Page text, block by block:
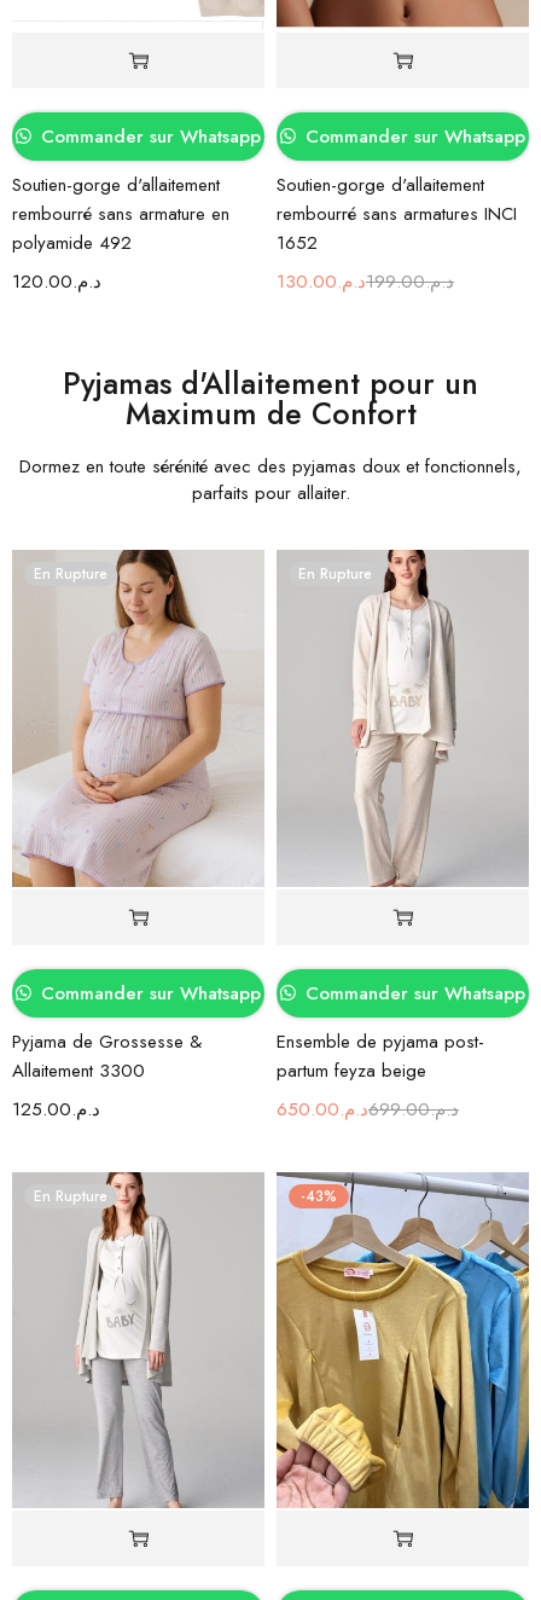
Commander sur Whatsapp
Soutien-gorge d'allaitement
rembourré sans armature en
polyamide 492
د.م.120.00
Commander sur Whatsapp
Soutien-gorge d'allaitement
rembourré sans armatures INCI
1652
د.م.199.00د.م.130.00
Pyjamas d'Allaitement pour un
Maximum de Confort
Dormez en toute sérénité avec des pyjamas doux et fonctionnels,
parfaits pour allaiter.
En Rupture
Commander sur Whatsapp
Pyjama de Grossesse &
Allaitement 3300
د.م.125.00
En Rupture
Commander sur Whatsapp
Ensemble de pyjama post-
partum feyza beige
د.م.699.00د.م.650.00
En Rupture -43%